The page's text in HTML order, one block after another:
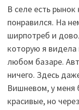
В селе есть
понравился. На
ширпотреб и
которую я видела
любом базаре.
ничего. Здесь
Вишневом, у меня
красивые, но